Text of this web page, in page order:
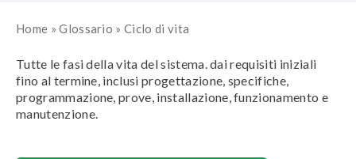
Home »Glossario »Ciclo di vita
Tutte le fasi della vita del sistema. dai requisiti iniziali
fino al termine, inclusi progettazione, specifiche,
programmazione, prove, installazione, funzionamento e
manutenzione.